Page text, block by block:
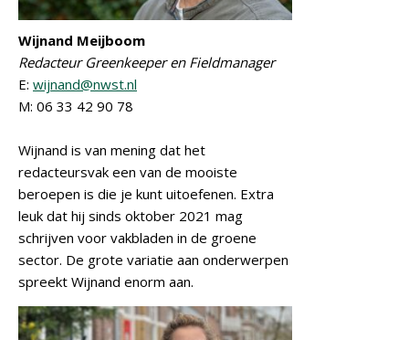
Wijnand Meijboom
Redacteur Greenkeeper en Fieldmanager
E: wijnand@nwst.nl
M: 06 33 42 90 78
Wijnand is van mening dat het
redacteursvak een van de mooiste
beroepen is die je kunt uitoefenen. Extra
leuk dat hij sinds oktober 2021 mag
schrijven voor vakbladen in de groene
sector. De grote variatie aan onderwerpen
spreekt Wijnand enorm aan.